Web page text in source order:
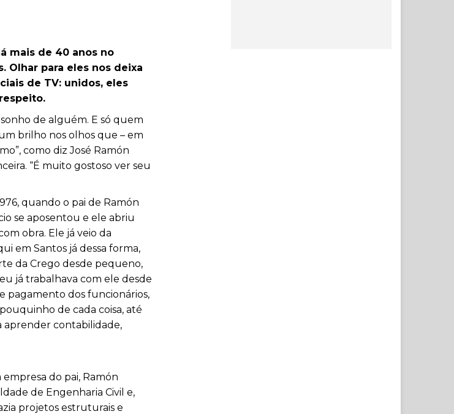
mais de 40 anos no
para eles nos deixa
de TV: unidos, eles
de alguém. E só quem
brilho nos olhos que – em
como diz José Ramón
“É muito gostoso ver seu
quando o pai de Ramón
se aposentou e ele abriu
obra. Ele já veio da
em Santos já dessa forma,
da Crego desde pequeno,
já trabalhava com ele desde
pagamento dos funcionários,
de cada coisa, até
aprender contabilidade,
empresa do pai, Ramón
de Engenharia Civil e,
projetos estruturais e